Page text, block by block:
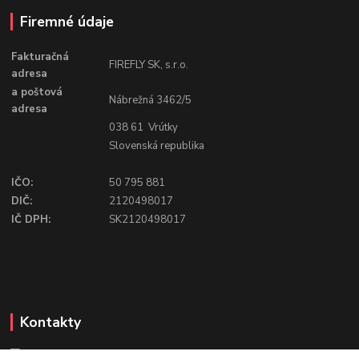
Firemné údaje
Fakturačná
adresa
FIREFLY SK, s.r.o.
a poštová
adresa
Nábrežná 3462/5
038 61 Vrútky
Slovenská republika
IČO:
50 795 881
DIČ:
2120498017
IČ DPH:
SK2120498017
Kontakty